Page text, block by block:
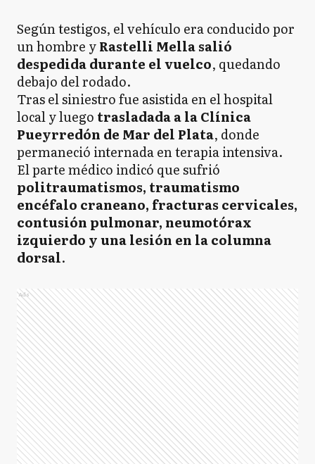
Según testigos, el vehículo era conducido por
un hombre yRastelli Mella salió
despedida durante el vuelco, quedando
debajo del rodado.
Tras el siniestro fue asistida en el hospital
local y luego trasladada a la Clínica
Pueyrredón de Mar del Plata, donde
permaneció internada en terapia intensiva.
El parte médico indicó que sufrió
politraumatismos, traumatismo
encéfalo craneano, fracturas cervicales,
contusión pulmonar, neumotórax
izquierdo y una lesión en la columna
dorsal.
Ads